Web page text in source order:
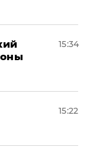
15:34
15:22